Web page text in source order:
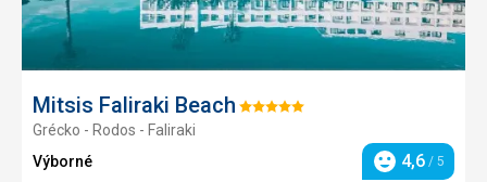
Mitsis Faliraki Beach Hodnotenie:
Grécko - Rodos - Faliraki
Výborné
Hodnotenie
4,6 / 5